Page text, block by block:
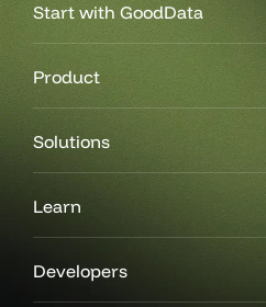
Start with GoodData
Product
Solutions
Learn
Developers